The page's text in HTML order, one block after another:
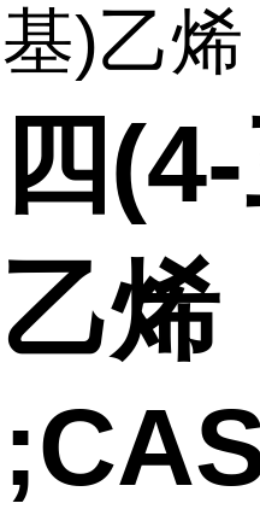
基)乙
四
乙烯